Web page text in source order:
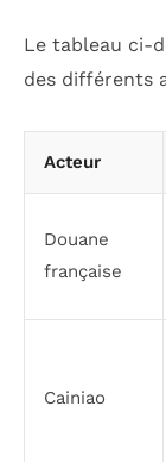
Le tableau ci-
des différents
Acteur
Douane
française
Cainiao